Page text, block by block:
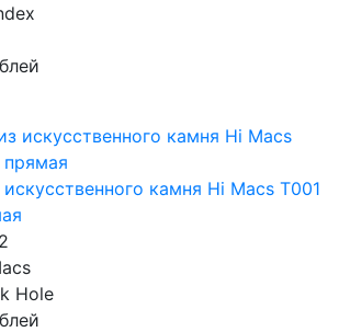
камня Hi Macs T001
Hole